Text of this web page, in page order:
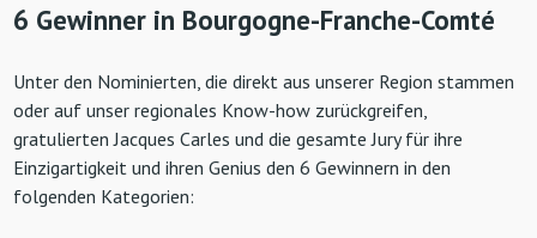
6 Gewinner in Bourgogne-Franche-Comté
Unter den Nominierten, die direkt aus unserer Region stammen
oder auf unser regionales Know-how zurückgreifen,
gratulierten Jacques Carles und die gesamte Jury für ihre
Einzigartigkeit und ihren Genius den 6 Gewinnern in den
folgenden Kategorien: